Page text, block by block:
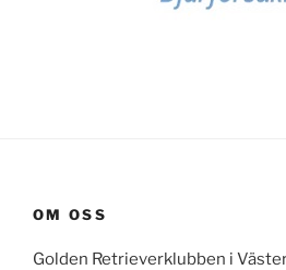
OM OSS
Golden Retrieverklubben i